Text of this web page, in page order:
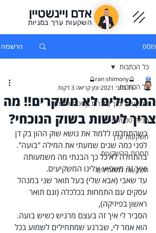
השקעות ערך במניות
אדם ויינשטיין
פוסט הרשמה
כל הכתבות
השקעות ערך (חברות קטנות וזולות)
מניות טכנולוגיה
השקעות ערך
תחרות ההשקעות
השקעות למתחילים
כל הכתבות
המכפילים לא משקרים!! מה
צריך לעשות בשוק הנוכחי?
🔮ran shimony🔮
16 בנוב׳ 2021
זמן קריאה 3 דקות
כשהתחלתי ללמוד את נושא שוק ההון בק דן
לפני כמה שנים שמעתי את המילה "בועה".
בהתחלה לא כל כך הבנתי מה משמעותה
ואיך זה משפיע עלינו המשקיעים.
עד שאבי (אבא שלי) בעל תואר שני במנהל
עסקים עם התמחות בכלכלה (וגם תואר
ראשון בפיזיקה),
הסביר לי איך זה בעצם מרגיש כשיש בועה.
הוא אמר לי, שברגע שמתחילים לשמוע בכל